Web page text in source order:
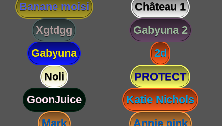
Banane moisi
Château 1
Xgtdgg
Gabyuna 2
Gabyuna
2d
Noli
PROTECT
GoonJuice
Katie Nichols
Mark
Annie pink